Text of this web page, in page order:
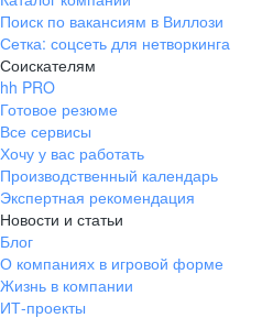
Поиск по вакансиям в Виллози
Сетка: соцсеть для нетворкинга
Соискателям
hh PRO
Готовое резюме
Все сервисы
Хочу у вас работать
Производственный календарь
Экспертная рекомендация
Новости и статьи
Блог
О компаниях в игровой форме
Жизнь в компании
ИТ-проекты